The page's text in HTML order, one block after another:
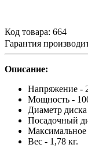
Код товара: 664
Гарантия
Описание:
Напряжение -
Мощность -
Диаметр
Посадочный
Максимальное
Вес - 1,78 кг.